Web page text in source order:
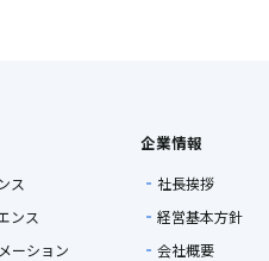
ス
ンス
ーション
企業情報
社長挨拶
経営基本方針
会社概要